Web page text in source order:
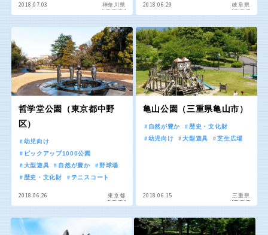
和歌山
島根
2018.07.03 神奈川県 2018.06.29 岐阜県
哲学堂公園（東京都中野
区）
幼児向け
ピックアップ1000公園
大型遊具
自然が豊か
野球場
歴史・文化財
テニスコート
2018.06.26 東京都
亀山公園（三重県亀山市）
自然が豊か
歴史・文化財
幼児向け
大型遊具 芝生広場
2018.06.15 三重県